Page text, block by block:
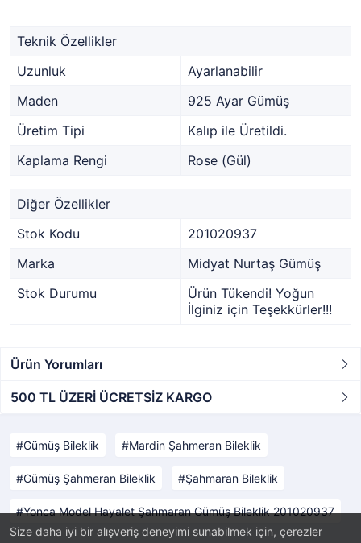
Size daha iyi bir alışveriş deneyimi sunabilmek için, çerezler
Teknik Özellikler
Uzunluk
Ayarlanabilir
Maden
925 Ayar Gümüş
Üretim Tipi
Kalıp ile Üretildi.
Kaplama Rengi
Rose (Gül)
Diğer Özellikler
Stok Kodu
201020937
Marka
Midyat Nurtaş Gümüş
Stok Durumu
Ürün Tükendi! Yoğun
İlginiz için Teşekkürler!!!
Ürün Yorumları
500 TL ÜZERİ ÜCRETSİZ KARGO
Gümüş Bileklik Mardin Şahmeran Bileklik
Gümüş Şahmeran Bileklik Şahmaran Bileklik
Yonca Model Hayalet Şahmaran Gümüş Bileklik 201020937